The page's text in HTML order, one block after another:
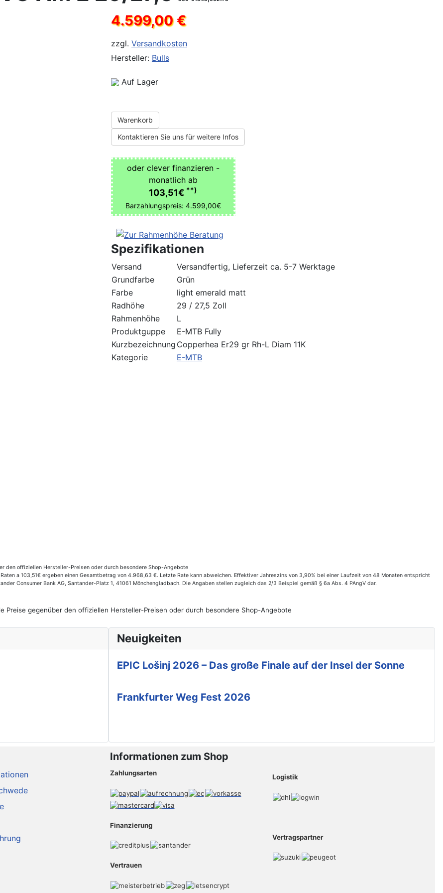
4.599,00 €
zzgl. Versandkosten
Hersteller: Bulls
Auf Lager
Warenkorb
Kontaktieren Sie uns für weitere Infos
oder clever finanzieren -
monatlich ab
103,51€ **)
Barzahlungspreis: 4.599,00€
Spezifikationen
Versand
Versandfertig, Lieferzeit ca. 5-7 Werktage
Grundfarbe
Grün
Farbe
light emerald matt
Radhöhe
29 / 27,5 Zoll
Rahmenhöhe
L
Produktguppe
E-MTB Fully
Kurzbezeichnung Copperhea Er29 gr Rh-L Diam 11K
Kategorie
E-MTB
den offiziellen Hersteller-Preisen oder durch besondere Shop-Angebote
a 103,51€ ergeben einen Gesamtbetrag von 4.968,63 €. Letzte Rate kann abweichen. Effektiver Jahreszins von 3,90% bei einer Laufzeit von 48 Monaten entspricht
Consumer Bank AG, Santander-Platz 1, 41061 Mönchengladbach. Die Angaben stellen zugleich das 2/3 Beispiel gemäß § 6a Abs. 4 PAngV dar.
gegenüber den offiziellen Hersteller-Preisen oder durch besondere Shop-Angebote
Neuigkeiten
EPIC Lošinj 2026 – Das große Finale auf der Insel der Sonne
Frankfurter Weg Fest 2026
Informationen zum Shop
Zahlungsarten
Finanzierung
Vertrauen
Logistik
Vertragspartner